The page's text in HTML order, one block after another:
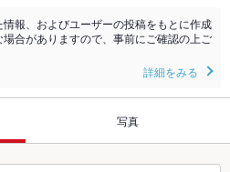
報、およびユーザーの投稿をもとに作成
合がありますので、事前にご確認の上ご
詳細をみる
写真